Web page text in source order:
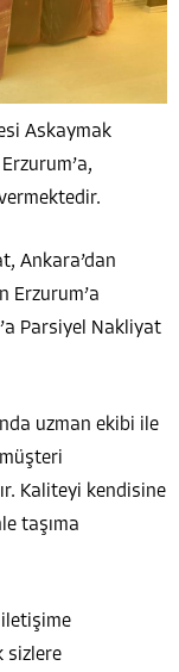
Askaymak
Ankara’dan
Erzurum’a
Parsiyel Nakliyat
uzman ekibi ile
Kaliteyi kendisine
taşıma
sizlere